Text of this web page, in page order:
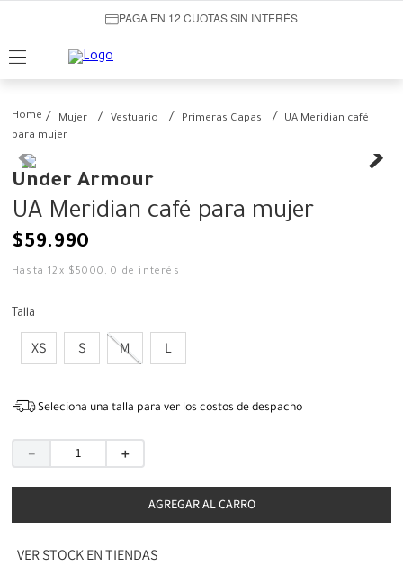
PAGA EN 12 CUOTAS SIN INTERÉS
Mujer Vestuario Primeras Capas
UA Meridian café
para mujer
Under Armour
UA Meridian café para mujer
$59.990
Hasta12 x $ 5000 ,0 de interés
Talla
XS S M L
Seleciona una talla para ver los costos de despacho
＋
－
AGREGAR AL CARRO
VER STOCK EN TIENDAS